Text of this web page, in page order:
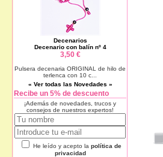
Decenarios
Decenario con balín nº 4
3,50 €
Pulsera decenaria ORIGINAL de hilo de
terlenca con 10 c...
« Ver todas las Novedades »
Recibe un 5% de descuento
¡Además de novedades, trucos y
consejos de nuestros expertos!
He leído y acepto la política de
privacidad